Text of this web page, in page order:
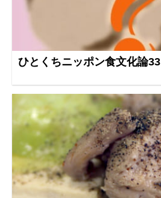
ひとくちニッポン食文化論33